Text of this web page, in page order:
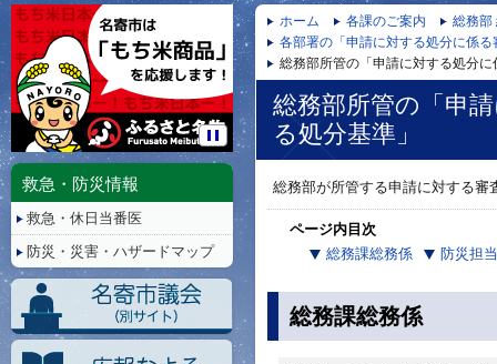
ホーム 各課のご案内
総務部
各部署の「申請に対する処分に係
総務部所管の「申請に対する処分
総務部所管の「申
る処分基準」
総務部が所管する申請に対する審
ページ内目次
総務課総務係
防災担当
総務課総務係
停
救急・防災情報
救急・休日当番医
防災・災害・ハザードマップ